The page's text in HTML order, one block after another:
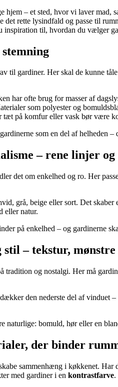
hjem – et sted, hvor vi laver mad,
det rette lysindfald og passe til
inspiration til, hvordan du vælger
til gardiner. Her skal de kunne
har ofte brug for masser af
som polyester og
tæt på komfur eller vask bør være
som en del af helheden
– rene linjer
det om enkelhed og ro. Her
grå, beige eller sort. Det
eller natur.
på enkelhed – og gardinerne
– tekstur,
tradition og nostalgi. Her må
den nederste del af vinduet
naturlige: bomuld, hør eller en
der binder
sammenhæng i køkkenet.
med gardiner i en kontrastfarve.